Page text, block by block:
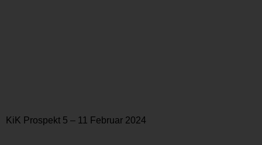
KiK Prospekt 5 – 11 Februar 2024